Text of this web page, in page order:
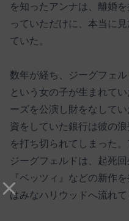
を知ったアンナは、離婚
っていただけに、本当に
ていた。
数年が経ち、ジーグフェ
という女の子が生まれて
ーズを公演し財をなして
資をしていた銀行は彼の
を打ち切られてしまった
ジーグフェルドは、起死
『ベッツィ』などの新作
はみなハリウッドへ流れて